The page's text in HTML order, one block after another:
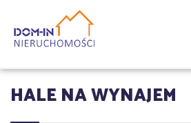
HALE NA WYNAJEM